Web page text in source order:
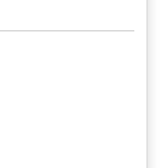
conforme CC BY 4.0.